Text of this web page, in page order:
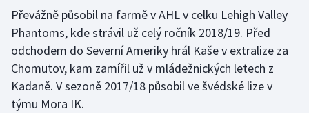
Plážový volejbal
Ragby
Rychlobruslení
Převážně působil na farmě v AHL v celku Lehigh Valley
Phantoms, kde strávil už celý ročník 2018/19. Před
odchodem do Severní Ameriky hrál Kaše v extralize za
Chomutov, kam zamířil už v mládežnických letech z
Kadaně. V sezoně 2017/18 působil ve švédské lize v
týmu Mora IK.